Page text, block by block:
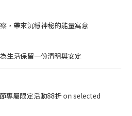
，帶來沉穩神秘的能量寓意
生活保留一份清明與安定
專屬限定活動88折 on selected